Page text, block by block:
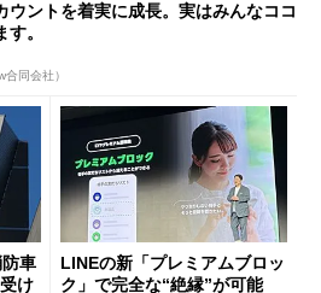
ウントを着実に成長。実はみんなココ
。
同会社）
車
け
LINEの新「プレミアムブロッ
ク」で完全な“絶縁”が可能